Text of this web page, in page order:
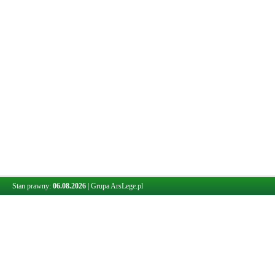
Stan prawny: 06.08.2026 Grupa ArsLege.pl